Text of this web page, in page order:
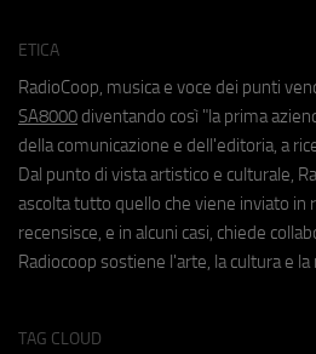
ETICA
RadioCoop, musica e voce dei punti
SA8000 diventando così "la prima
della comunicazione e dell'editoria, a
Dal punto di vista artistico e culturale,
ascolta tutto quello che viene inviato in
recensisce, e in alcuni casi, chiede
Radiocoop sostiene l'arte, la cultura e
TAG CLOUD